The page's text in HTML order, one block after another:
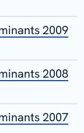
2009
2008
2007